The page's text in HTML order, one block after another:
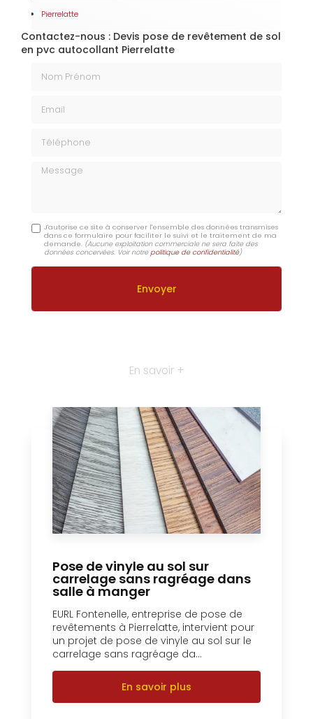
Pierrelatte
Contactez-nous : Devis pose de revêtement de sol
en pvc autocollant Pierrelatte
Message
J'autorise ce site à conserver l'ensemble des données transmises
dans ce formulaire pour faciliter le suivi et le traitement de ma
demande. (Aucune exploitation commerciale ne sera faite des
données concervées. Voir notrepolitique de confidentialité)
En savoir +
Pose de vinyle au sol sur
carrelage sans ragréage dans
salle à manger
EURL Fontenelle, entreprise de pose de
revêtements à Pierrelatte, intervient pour
un projet de pose de vinyle au sol sur le
carrelage sans ragréage da...
En savoir plus